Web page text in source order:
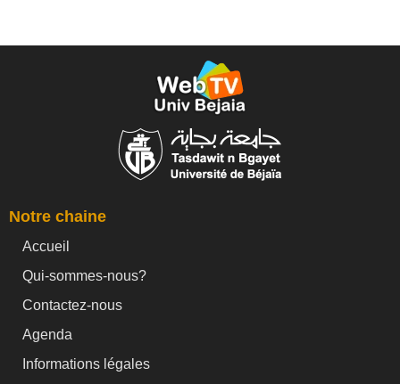
Notre chaine
Accueil
Qui-sommes-nous?
Contactez-nous
Agenda
Informations légales